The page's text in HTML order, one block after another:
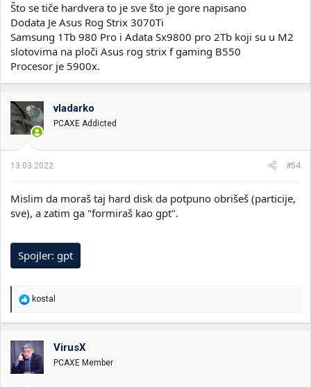
Što se tiče hardvera to je sve što je gore napisano
Dodata Je Asus Rog Strix 3070Ti
Samsung 1Tb 980 Pro i Adata Sx9800 pro 2Tb koji su u M2
slotovima na ploči Asus rog strix f gaming B550
Procesor je 5900x.
vladarko
PCAXE Addicted
13.03.2022. #54
Mislim da moraš taj hard disk da potpuno obrišeš (particije,
sve), a zatim ga "formiraš kao gpt".
Spojler: gpt
R
a
o
v
n
kostal
VirusX
PCAXE Member